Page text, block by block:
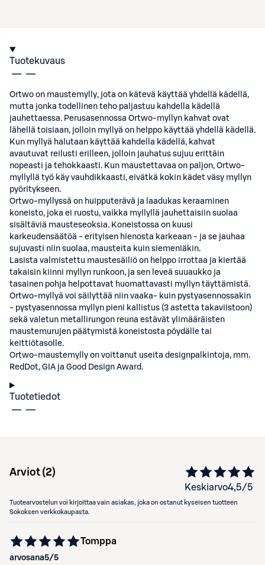
Tuotekuvaus
Ortwo on maustemylly, jota on kätevä käyttää yhdellä kädellä,
mutta jonka todellinen teho paljastuu kahdella kädellä
jauhettaessa. Perusasennossa Ortwo-myllyn kahvat ovat
lähellä toisiaan, jolloin myllyä on helppo käyttää yhdellä kädellä.
Kun myllyä halutaan käyttää kahdella kädellä, kahvat
avautuvat reilusti erilleen, jolloin jauhatus sujuu erittäin
nopeasti ja tehokkaasti. Kun maustettavaa on paljon, Ortwo-
myllyllä työ käy vauhdikkaasti, eivätkä kokin kädet väsy myllyn
pyöritykseen.
Ortwo-myllyssä on huipputerävä ja laadukas keraaminen
koneisto, joka ei ruostu, vaikka myllyllä jauhettaisiin suolaa
sisältäviä mausteseoksia. Koneistossa on kuusi
karkeudensäätöä - erityisen hienosta karkeaan - ja se jauhaa
sujuvasti niin suolaa, mausteita kuin siemeniäkin.
Lasista valmistettu maustesäiliö on helppo irrottaa ja kiertää
takaisin kiinni myllyn runkoon, ja sen leveä suuaukko ja
tasainen pohja helpottavat huomattavasti myllyn täyttämistä.
Ortwo-myllyä voi säilyttää niin vaaka- kuin pystyasennossakin
- pystyasennossa myllyn pieni kallistus (3 astetta takaviistoon)
sekä valetun metallirungon reuna estävät ylimääräisten
maustemurujen päätymistä koneistosta pöydälle tai
keittiötasolle.
Ortwo-maustemylly on voittanut useita designpalkintoja, mm.
RedDot, GIA ja Good Design Award.
Tuotetiedot
Arviot (2)
Keskiarvo4,5/5
Tuotearvostelun voi kirjoittaa vain asiakas, joka on ostanut kyseisen tuotteen
Sokoksen verkkokaupasta.
arvosana5/5
Tomppa